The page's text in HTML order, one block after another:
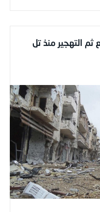
التهجير منذ تل